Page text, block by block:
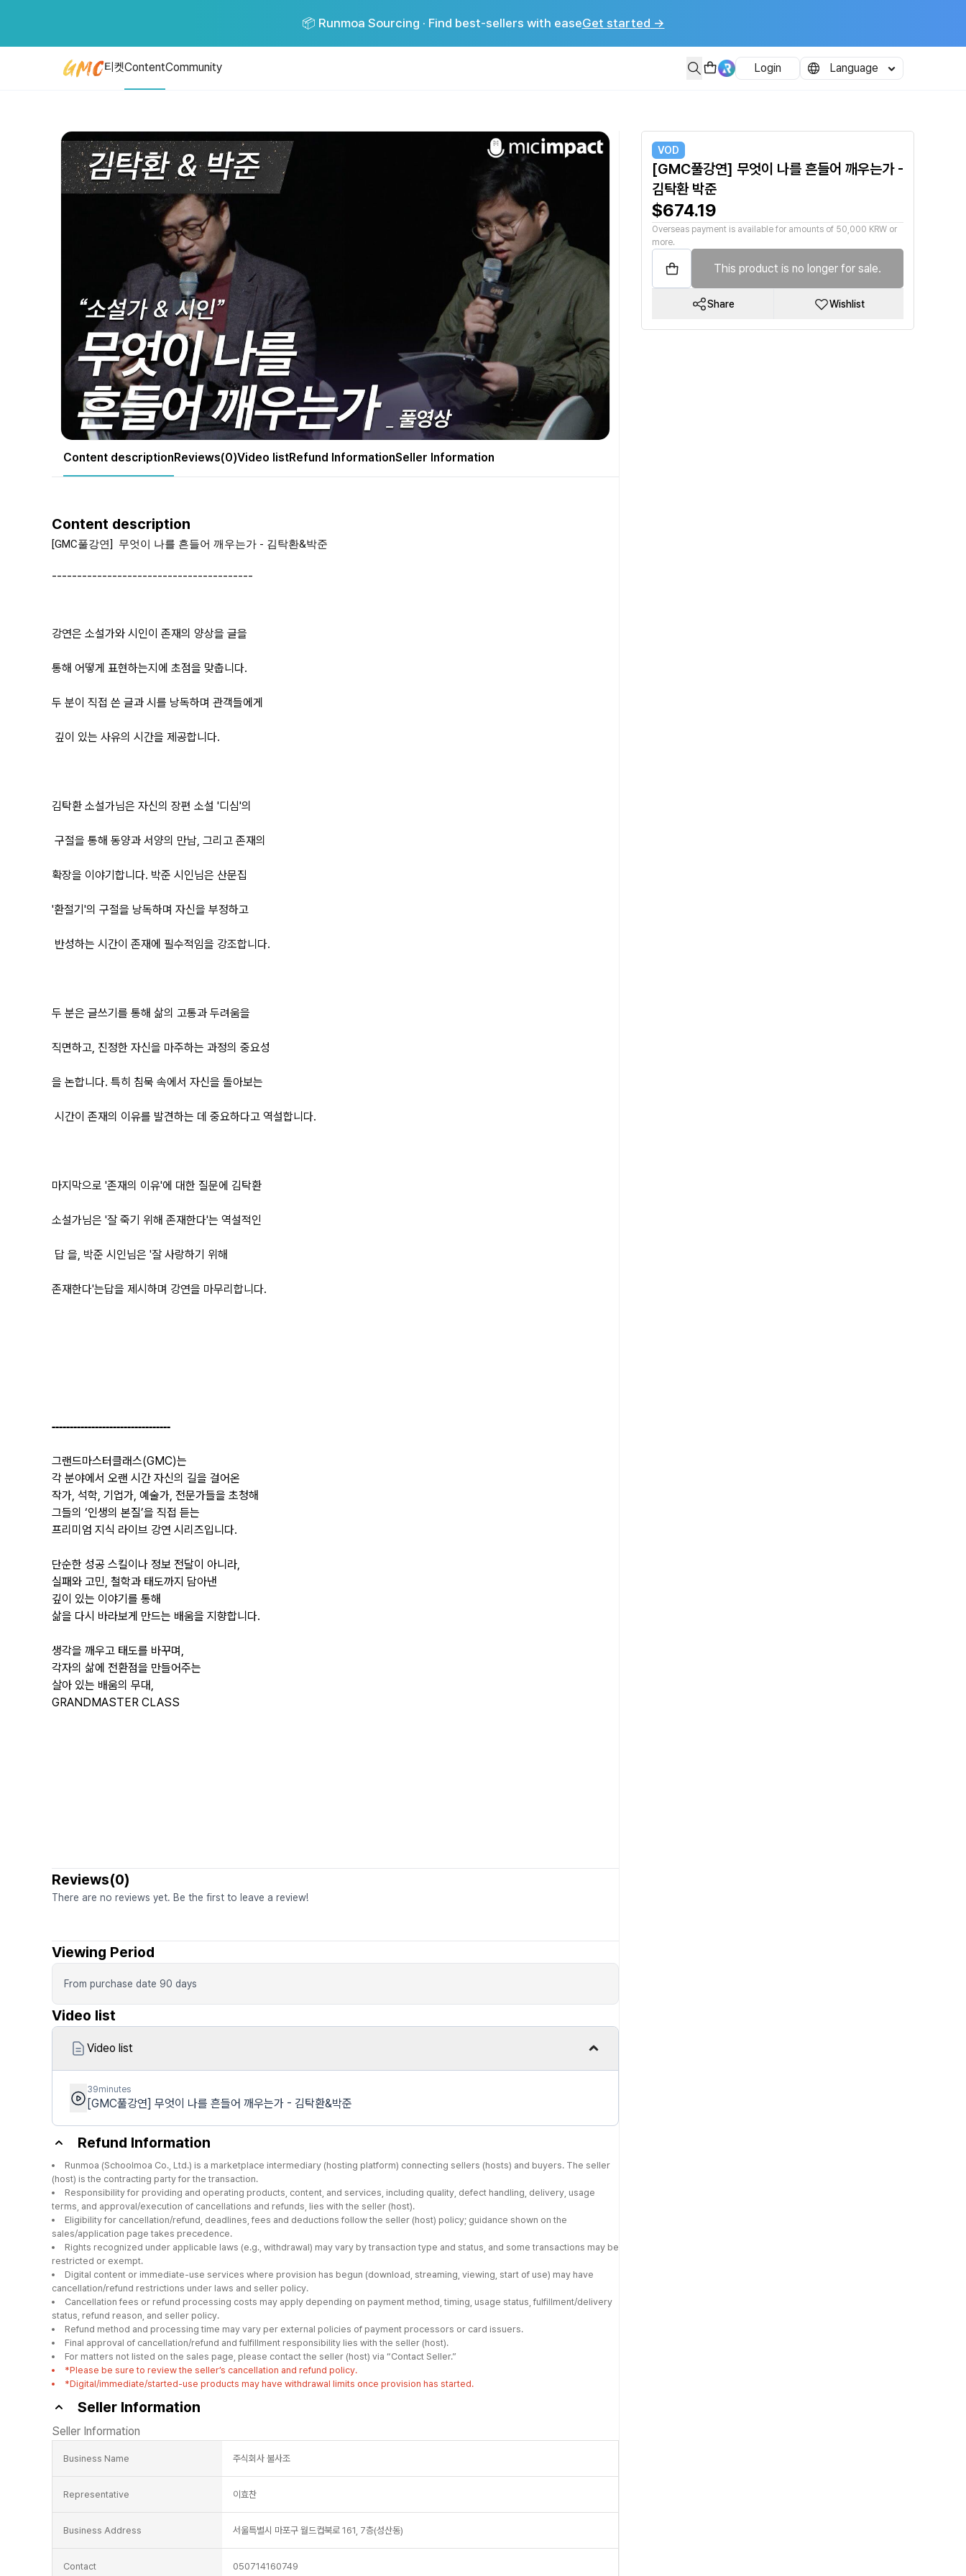
[GMC풀강연] 무엇이 나를 흔들어 깨우는가 - 김탁환&박준 ---------------------------------------- 강연은 소설가와 시인이 존재의 양상을 글을 통해 어떻게 표현하는지에 초점을 맞춥니다. 두 분이 직접 쓴 글과
📦 Runmoa Sourcing · Find best-sellers with easeGet started →
티켓ContentCommunity Login Language
Content description Reviews(0)Video listRefund InformationSeller Information
Viewing Period
From purchase date 90 days
Video list
Video list
39minutes
[GMC풀강연] 무엇이 나를 흔들어 깨우는가 - 김탁환&박준
Content description
[GMC풀강연]  무엇이 나를 흔들어 깨우는가 - 김탁환&박준
----------------------------------------
강연은 소설가와 시인이 존재의 양상을 글을
통해 어떻게 표현하는지에 초점을 맞춥니다.
두 분이 직접 쓴 글과 시를 낭독하며 관객들에게
깊이 있는 사유의 시간을 제공합니다.
김탁환 소설가님은 자신의 장편 소설 '디심'의
구절을 통해 동양과 서양의 만남, 그리고 존재의
확장을 이야기합니다. 박준 시인님은 산문집
'환절기'의 구절을 낭독하며 자신을 부정하고
반성하는 시간이 존재에 필수적임을 강조합니다.
두 분은 글쓰기를 통해 삶의 고통과 두려움을
직면하고, 진정한 자신을 마주하는 과정의 중요성
을 논합니다. 특히 침묵 속에서 자신을 돌아보는
시간이 존재의 이유를 발견하는 데 중요하다고 역설합니다.
마지막으로 '존재의 이유'에 대한 질문에 김탁환
소설가님은 '잘 죽기 위해 존재한다'는 역설적인
답 을, 박준 시인님은 '잘 사랑하기 위해
존재한다'는답을 제시하며 강연을 마무리합니다.
---------------------------------
그랜드마스터클래스(GMC)는
각 분야에서 오랜 시간 자신의 길을 걸어온
작가, 석학, 기업가, 예술가, 전문가들을 초청해
그들의 ‘인생의 본질’을 직접 듣는
프리미엄 지식 라이브 강연 시리즈입니다.
단순한 성공 스킬이나 정보 전달이 아니라,
실패와 고민, 철학과 태도까지 담아낸
깊이 있는 이야기를 통해
삶을 다시 바라보게 만드는 배움을 지향합니다.
생각을 깨우고 태도를 바꾸며,
각자의 삶에 전환점을 만들어주는
살아 있는 배움의 무대,
GRANDMASTER CLASS
Reviews(0)
There are no reviews yet. Be the first to leave a review!
Refund Information
Runmoa (Schoolmoa Co., Ltd.) is a marketplace intermediary (hosting platform) connecting sellers (hosts) and buyers. The seller
(host) is the contracting party for the transaction.
Responsibility for providing and operating products, content, and services, including quality, defect handling, delivery, usage
terms, and approval/execution of cancellations and refunds, lies with the seller (host).
Eligibility for cancellation/refund, deadlines, fees and deductions follow the seller (host) policy; guidance shown on the
sales/application page takes precedence.
Rights recognized under applicable laws (e.g., withdrawal) may vary by transaction type and status, and some transactions may be
restricted or exempt.
Digital content or immediate-use services where provision has begun (download, streaming, viewing, start of use) may have
cancellation/refund restrictions under laws and seller policy.
Cancellation fees or refund processing costs may apply depending on payment method, timing, usage status, fulfillment/delivery
status, refund reason, and seller policy.
Refund method and processing time may vary per external policies of payment processors or card issuers.
Final approval of cancellation/refund and fulfillment responsibility lies with the seller (host).
For matters not listed on the sales page, please contact the seller (host) via “Contact Seller.”
*Please be sure to review the seller’s cancellation and refund policy.
*Digital/immediate/started-use products may have withdrawal limits once provision has started.
Seller Information
Seller Information
Business Name 주식회사 불사조
Representative 이효찬
Business Address 서울특별시 마포구 월드컵북로 161, 7층(성산동)
Contact 050714160749
VOD
[GMC풀강연] 무엇이 나를 흔들어 깨우는가 -
김탁환 박준
$674.19
Overseas payment is available for amounts of 50,000 KRW or
more.
This product is no longer for sale.
Share Wishlist